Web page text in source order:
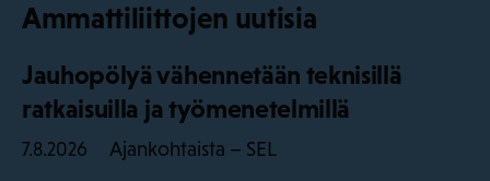
Ammattiliittojen uutisia
Jauhopölyä vähennetään teknisillä
ratkaisuilla ja työmenetelmillä
7.8.2026 Ajankohtaista – SEL